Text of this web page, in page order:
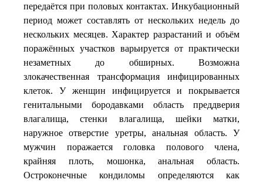
передаётся при половых контактах. Инкубационный
период может составлять от нескольких недель до
нескольких месяцев. Характер разрастаний и объём
поражённых участков варьируется от практически
незаметных до обширных. Возможна
злокачественная трансформация инфицированных
клеток. У женщин инфицируется и покрывается
генитальными бородавками область преддверия
влагалища, стенки влагалища, шейки матки,
наружное отверстие уретры, анальная область. У
мужчин поражается головка полового члена,
крайняя плоть, мошонка, анальная область.
Остроконечные кондиломы определяются как